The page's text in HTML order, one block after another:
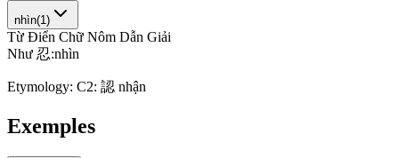
nhìn(1 )
Từ Điển Chữ Nôm Dẫn Giải
Như 忍:nhìn
Etymology: C2: 認 nhận
Exemples